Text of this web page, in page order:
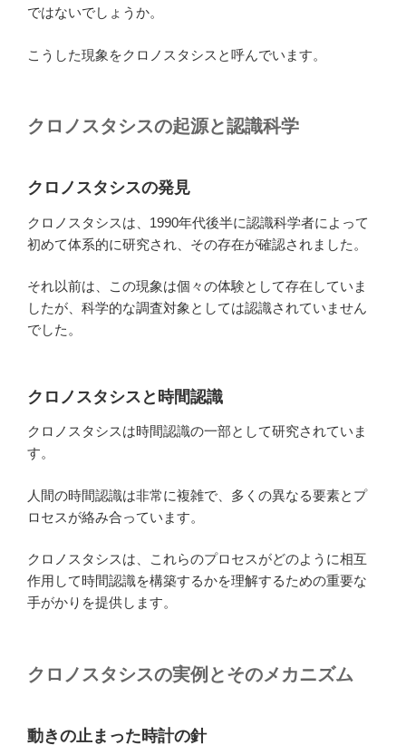
ではないでしょうか。
こうした現象をクロノスタシスと呼んでいます。
クロノスタシスの起源と認識科学
クロノスタシスの発見
クロノスタシスは、1990年代後半に認識科学者によって
初めて体系的に研究され、その存在が確認されました。
それ以前は、この現象は個々の体験として存在していま
したが、科学的な調査対象としては認識されていません
でした。
クロノスタシスと時間認識
クロノスタシスは時間認識の一部として研究されていま
す。
人間の時間認識は非常に複雑で、多くの異なる要素とプ
ロセスが絡み合っています。
クロノスタシスは、これらのプロセスがどのように相互
作用して時間認識を構築するかを理解するための重要な
手がかりを提供します。
クロノスタシスの実例とそのメカニズム
動きの止まった時計の針